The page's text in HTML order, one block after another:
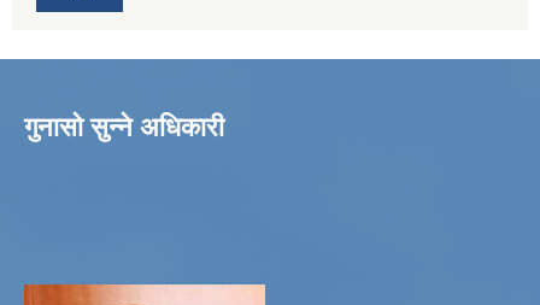
गुनासो सुन्ने अधिकारी